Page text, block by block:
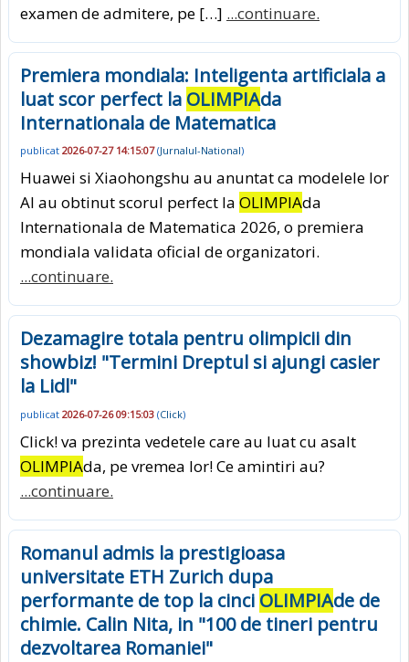
examen de admitere, pe […] ...continuare.
Premiera mondiala: Inteligenta artificiala a
luat scor perfect la OLIMPIAda
Internationala de Matematica
publicat 2026-07-27 14:15:07(Jurnalul-National)
Huawei si Xiaohongshu au anuntat ca modelele lor
AI au obtinut scorul perfect la OLIMPIAda
Internationala de Matematica 2026, o premiera
mondiala validata oficial de organizatori.
...continuare.
Dezamagire totala pentru olimpicii din
showbiz! "Termini Dreptul si ajungi casier
la Lidl"
publicat 2026-07-26 09:15:03 (Click)
Click! va prezinta vedetele care au luat cu asalt
OLIMPIAda, pe vremea lor! Ce amintiri au?
...continuare.
Romanul admis la prestigioasa
universitate ETH Zurich dupa
performante de top la cinci OLIMPIAde de
chimie. Calin Nita, in "100 de tineri pentru
dezvoltarea Romaniei"